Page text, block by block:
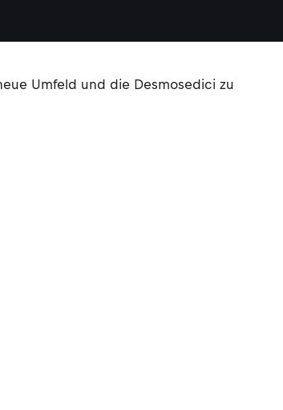
Umfeld und die Desmosedici zu